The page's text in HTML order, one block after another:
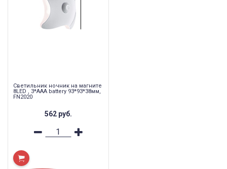
Светильник ночник на магните
8LED , 3*ААА battery 93*93*38мм,
FN2020
562 руб.